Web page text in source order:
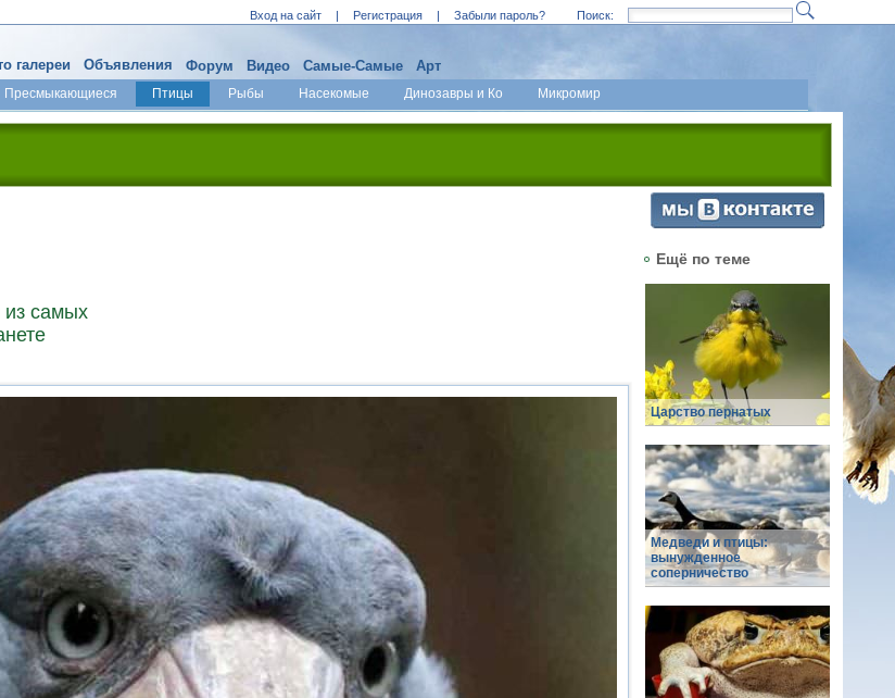
Вход на сайт | Регистрация | Забыли пароль? Поиск:
Пресмыкающиеся Птицы Рыбы Насекомые Динозавры и Ко Микромир
галереи Объявления Форум Видео Самые-Самые Арт
из самых
Ещё по теме
Царство пернатых
Медведи и птицы:
вынужденное
соперничество